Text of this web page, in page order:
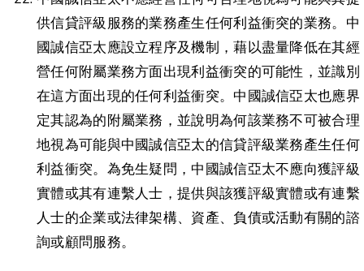
供信貸評級服務的業務產生任何利益衝突的業務。中
國誠信亞太應設立程序及機制，藉以盡量降低在其經
營任何附屬業務方面出現利益衝突的可能性，並識別
在這方面出現的任何利益衝突。中國誠信亞太也應界
定其認為的附屬業務，並說明為何該業務不可被合理
地視為可能與中國誠信亞太的信貸評級業務產生任何
利益衝突。為免生疑問，中國誠信亞太不應向獲評級
實體或其有連繫人士，提供與該獲評級實體或有連繫
人士的企業或法律架構、資產、負債或活動有關的諮
詢或顧問服務。